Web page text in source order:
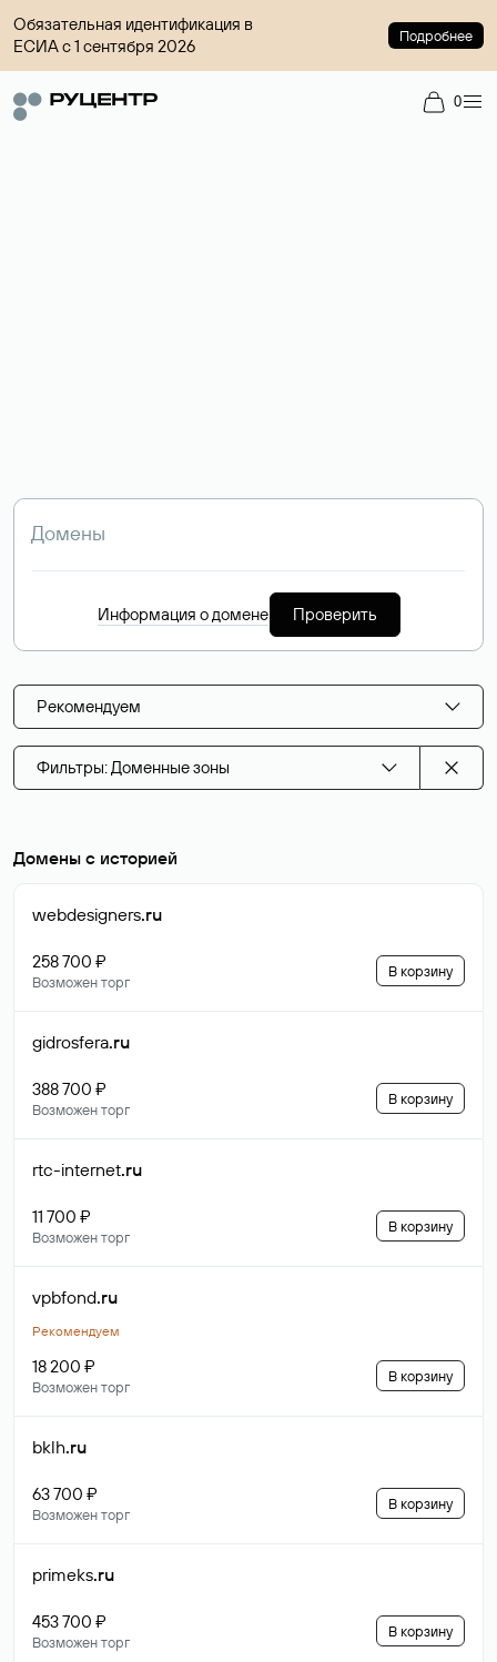
Обязательная идентификация в
ЕСИА с 1 сентября 2026
Подробнее
0
Информация о домене Проверить
Рекомендуем
Фильтры: Доменные зоны
Домены с историей
webdesigners.ru
258 700 ₽
Возможен торг
В корзину
gidrosfera.ru
388 700 ₽
Возможен торг
В корзину
rtc-internet.ru
11 700 ₽
Возможен торг
В корзину
vpbfond.ru
Рекомендуем
18 200 ₽
Возможен торг
В корзину
bklh.ru
63 700 ₽
Возможен торг
В корзину
primeks.ru
453 700 ₽
Возможен торг
В корзину